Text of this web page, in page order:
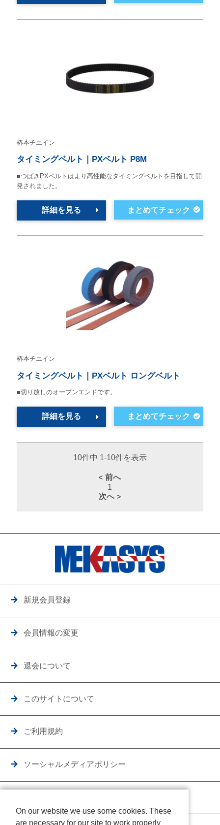
椿本チエイン
タイミングベルト｜PXベルト P8M
■つばきPXベルトはより高性能なタイミングベルトを目指して開
発されました。
詳細を見る
椿本チエイン
タイミングベルト｜PXベルト ロングベルト
■切り放しのオープンエンドです。
詳細を見る
10件中 1-10件を表示
前へ
1
次へ
新規会員登録
会員情報の変更
退会について
このサイトについて
ご利用規約
ソーシャルメディアポリシー
On our website we use some cookies. These
are necessary for our site to work properly